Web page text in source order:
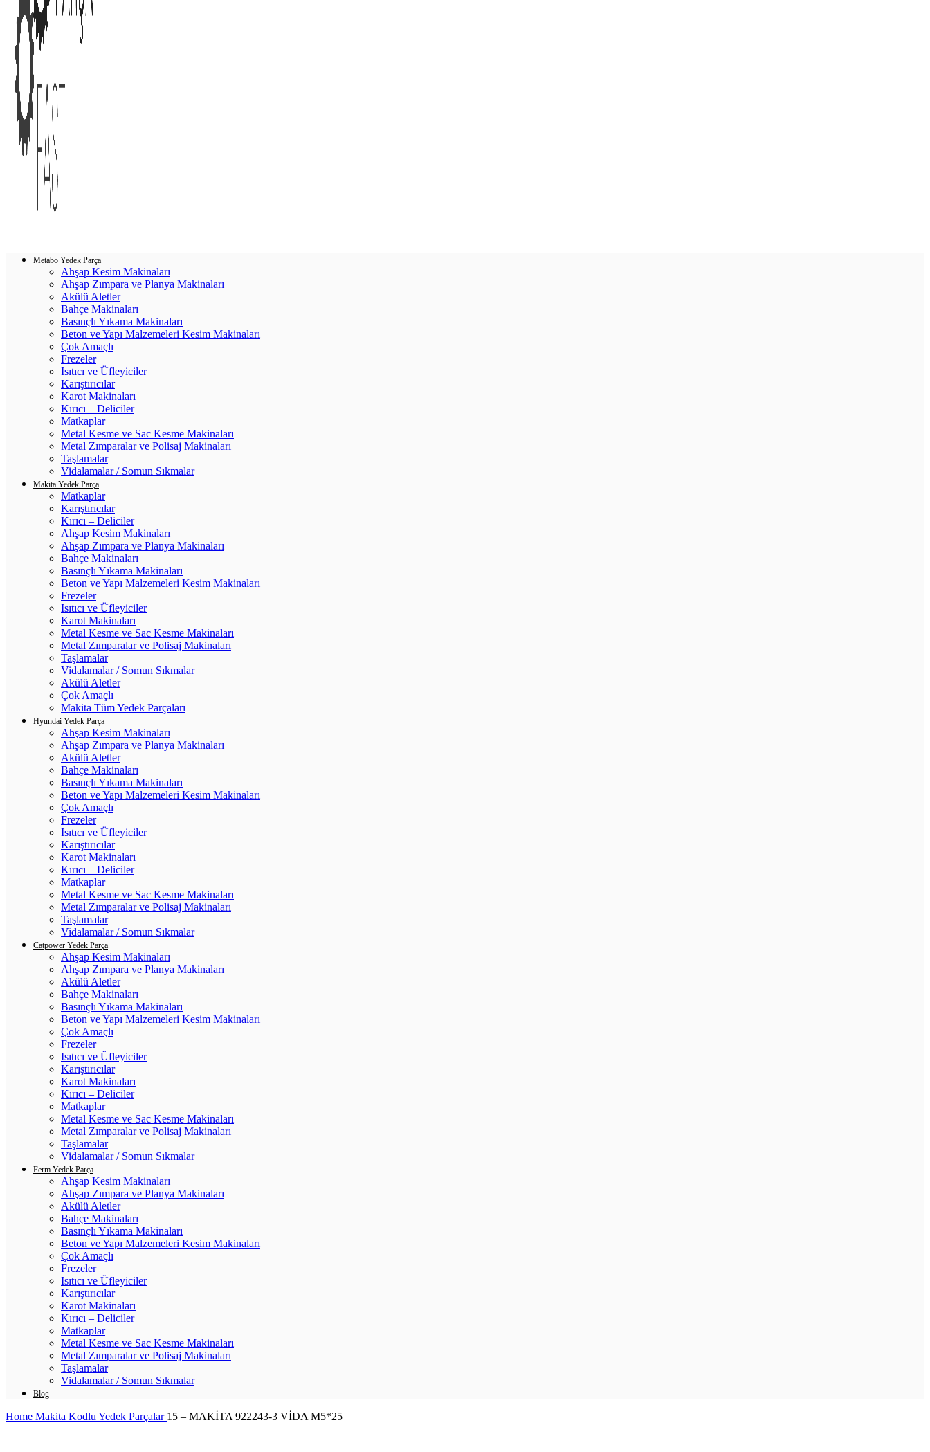
Metabo Yedek Parça
Ahşap Kesim Makinaları
Ahşap Zımpara ve Planya Makinaları
Akülü Aletler
Bahçe Makinaları
Basınçlı Yıkama Makinaları
Beton ve Yapı Malzemeleri Kesim Makinaları
Çok Amaçlı
Frezeler
Isıtıcı ve Üfleyiciler
Karıştırıcılar
Karot Makinaları
Kırıcı – Deliciler
Matkaplar
Metal Kesme ve Sac Kesme Makinaları
Metal Zımparalar ve Polisaj Makinaları
Taşlamalar
Vidalamalar / Somun Sıkmalar
Makita Yedek Parça
Matkaplar
Karıştırıcılar
Kırıcı – Deliciler
Ahşap Kesim Makinaları
Ahşap Zımpara ve Planya Makinaları
Bahçe Makinaları
Basınçlı Yıkama Makinaları
Beton ve Yapı Malzemeleri Kesim Makinaları
Frezeler
Isıtıcı ve Üfleyiciler
Karot Makinaları
Metal Kesme ve Sac Kesme Makinaları
Metal Zımparalar ve Polisaj Makinaları
Taşlamalar
Vidalamalar / Somun Sıkmalar
Akülü Aletler
Çok Amaçlı
Makita Tüm Yedek Parçaları
Hyundai Yedek Parça
Ahşap Kesim Makinaları
Ahşap Zımpara ve Planya Makinaları
Akülü Aletler
Bahçe Makinaları
Basınçlı Yıkama Makinaları
Beton ve Yapı Malzemeleri Kesim Makinaları
Çok Amaçlı
Frezeler
Isıtıcı ve Üfleyiciler
Karıştırıcılar
Karot Makinaları
Kırıcı – Deliciler
Matkaplar
Metal Kesme ve Sac Kesme Makinaları
Metal Zımparalar ve Polisaj Makinaları
Taşlamalar
Vidalamalar / Somun Sıkmalar
Catpower Yedek Parça
Ahşap Kesim Makinaları
Ahşap Zımpara ve Planya Makinaları
Akülü Aletler
Bahçe Makinaları
Basınçlı Yıkama Makinaları
Beton ve Yapı Malzemeleri Kesim Makinaları
Çok Amaçlı
Frezeler
Isıtıcı ve Üfleyiciler
Karıştırıcılar
Karot Makinaları
Kırıcı – Deliciler
Matkaplar
Metal Kesme ve Sac Kesme Makinaları
Metal Zımparalar ve Polisaj Makinaları
Taşlamalar
Vidalamalar / Somun Sıkmalar
Ferm Yedek Parça
Ahşap Kesim Makinaları
Ahşap Zımpara ve Planya Makinaları
Akülü Aletler
Bahçe Makinaları
Basınçlı Yıkama Makinaları
Beton ve Yapı Malzemeleri Kesim Makinaları
Çok Amaçlı
Frezeler
Isıtıcı ve Üfleyiciler
Karıştırıcılar
Karot Makinaları
Kırıcı – Deliciler
Matkaplar
Metal Kesme ve Sac Kesme Makinaları
Metal Zımparalar ve Polisaj Makinaları
Taşlamalar
Vidalamalar / Somun Sıkmalar
Blog
Home Makita Kodlu Yedek Parçalar 15 – MAKİTA 922243-3 VİDA M5*25